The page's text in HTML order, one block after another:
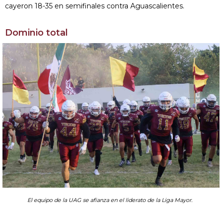
cayeron 18-35 en semifinales contra Aguascalientes.
Dominio total
El equipo de la UAG se afianza en el liderato de la Liga Mayor.